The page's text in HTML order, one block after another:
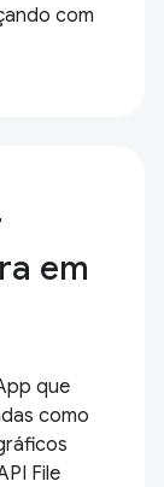
com
em
que
como
File